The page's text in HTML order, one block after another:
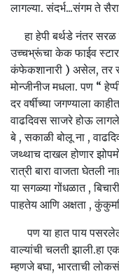
लागल्या. संदर्भ...संगम ते
हा हेपी बर्थडे नंतर सरळ
उच्चभ्रूंचा केक फाईव स्टार
कंफेकशानारी ) असेल, तर
मोन्जीनीज मधला. पण “
दर वर्षीच्या जगण्याला
वाढदिवस साजरे होऊ
बे , सकाळी बोलू ना ,
जथ्थाच दाखल होणार
रात्री बारा वाजता घेतली
या सगळ्या गोंधळात ,
पाहतेय आणि अक्षता ,
पण या हात पाय
वाल्यांची चलती झाली.हा
म्हणजे बघा, भारताची